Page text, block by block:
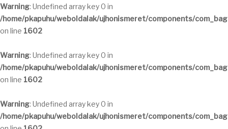
Warning: Undefined array key 0 in
/home/pkapuhu/weboldalak/ujhonismeret/components/
on line 1602
Warning: Undefined array key 0 in
/home/pkapuhu/weboldalak/ujhonismeret/components/
on line 1602
Warning: Undefined array key 0 in
/home/pkapuhu/weboldalak/ujhonismeret/components/